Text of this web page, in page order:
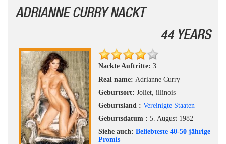
ADRIANNE CURRY NACKT
44 YEARS
Nackte Auftritte: 3
Real name: Adrianne Curry
Geburtsort: Joliet, illinois
Geburtsland : Vereinigte Staaten
Geburtsdatum : 5. August 1982
Siehe auch: Beliebteste 40-50 jährige
Promis